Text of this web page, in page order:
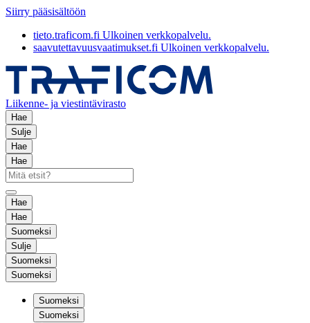
Siirry pääsisältöön
tieto.traficom.fi Ulkoinen verkkopalvelu.
saavutettavuusvaatimukset.fi Ulkoinen verkkopalvelu.
Liikenne- ja viestintävirasto
Hae
Sulje
Hae
Hae
Hae
Hae
Suomeksi
Sulje
Suomeksi
Suomeksi
Suomeksi
Suomeksi